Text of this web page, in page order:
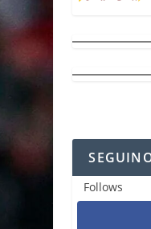
Follows